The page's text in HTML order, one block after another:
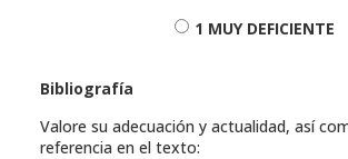
1 MUY DEFICIENTE
Bibliografía
Valore su adecuación y actualidad, así
referencia en el texto: